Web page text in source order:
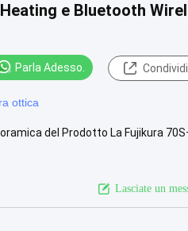
e Bluetooth
Parla Adesso. Condividi
ottica
del Prodotto La Fujikura
Lasciate un